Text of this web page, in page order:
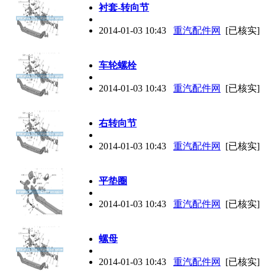
衬套-转向节
2014-01-03 10:43 重汽配件网 [已核实]
车轮螺栓
2014-01-03 10:43 重汽配件网 [已核实]
右转向节
2014-01-03 10:43 重汽配件网 [已核实]
平垫圈
2014-01-03 10:43 重汽配件网 [已核实]
螺母
2014-01-03 10:43 重汽配件网 [已核实]